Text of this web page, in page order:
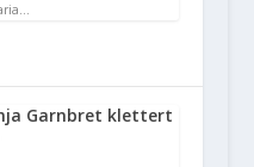
Garnbret klettert